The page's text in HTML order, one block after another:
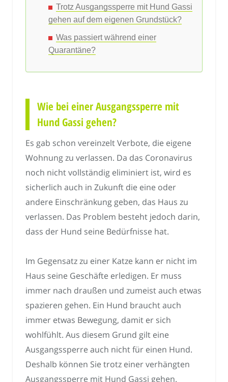
Trotz Ausgangssperre mit Hund Gassi
gehen auf dem eigenen Grundstück?
Was passiert während einer
Quarantäne?
Wie bei einer Ausgangssperre mit
Hund Gassi gehen?
Es gab schon vereinzelt Verbote, die eigene
Wohnung zu verlassen. Da das Coronavirus
noch nicht vollständig eliminiert ist, wird es
sicherlich auch in Zukunft die eine oder
andere Einschränkung geben, das Haus zu
verlassen. Das Problem besteht jedoch darin,
dass der Hund seine Bedürfnisse hat.
Im Gegensatz zu einer Katze kann er nicht im
Haus seine Geschäfte erledigen. Er muss
immer nach draußen und zumeist auch etwas
spazieren gehen. Ein Hund braucht auch
immer etwas Bewegung, damit er sich
wohlfühlt. Aus diesem Grund gilt eine
Ausgangssperre auch nicht für einen Hund.
Deshalb können Sie trotz einer verhängten
Ausgangssperre mit Hund Gassi gehen.